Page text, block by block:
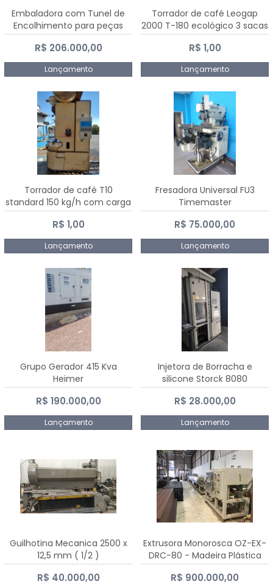
Embaladora com Tunel de
Encolhimento para peças
grandes portas janelas -
Dalmak
R$ 206.000,00
Lançamento
Torrador de café Leogap
2000 T-180 ecológico 3 sacas
de carga 540 kg/h
R$ 1,00
Lançamento
Torrador de café T10
standard 150 kg/h com carga
de 10 kg
R$ 1,00
Lançamento
Fresadora Universal FU3
Timemaster
R$ 75.000,00
Lançamento
Grupo Gerador 415 Kva
Heimer
R$ 190.000,00
Lançamento
Injetora de Borracha e
silicone Storck 8080
R$ 28.000,00
Lançamento
Guilhotina Mecanica 2500 x
12,5 mm ( 1/2 )
R$ 40.000,00
Extrusora Monorosca OZ-EX-
DRC-80 - Madeira Plástica
R$ 900.000,00